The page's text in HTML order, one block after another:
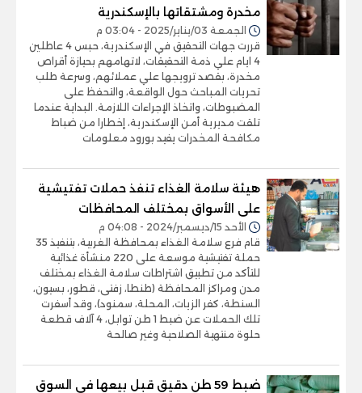
مخدرة ومشتقاتها بالإسكندرية
الجمعة 03/يناير/2025 - 03:04 م
قررت جهات التحقيق في الإسكندرية، حبس 4 عاطلين
4 ايام علي ذمة التحقيقات، لاتهامهم بحيازة أقراص
مخدرة، بقصد ترويجها علي عملائهم، وسرعة طلب
تحريات المباحث حول الواقعة، والتحفظ على
المضبوطات، واتخاذ الإجراءات اللازمة. البداية عندما
تلقت مديرية أمن الإسكندرية، إخطارا من ضباط
مكافحة المخدرات يفيد بورود معلومات
هيئة سلامة الغذاء تنفذ حملات تفتيشية
على الأسواق بمختلف المحافظات
الأحد 15/ديسمبر/2024 - 04:08 م
قام فرع سلامة الغذاء بمحافظة الغربية، بتنفيذ 35
حملة تفتيشية موسعة على 220 منشأة غذائية
للتأكد من تطبيق اشتراطات سلامة الغذاء بمختلف
مدن ومراكز المحافظة (طنطا، زفتى، قطور، بسيون،
السنطة، كفر الزيات، المحلة، سمنود)، وقد أسفرت
تلك الحملات عن ضبط 1 طن توابل، 4 آلاف قطعة
حلوة منتهية الصلاحية وغير صالحة
ضبط 59 طن دقيق قبل بيعها فى السوق